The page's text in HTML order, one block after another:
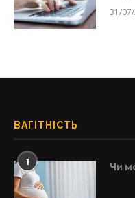
31/
ВАГІТНІСТЬ
1 Чи